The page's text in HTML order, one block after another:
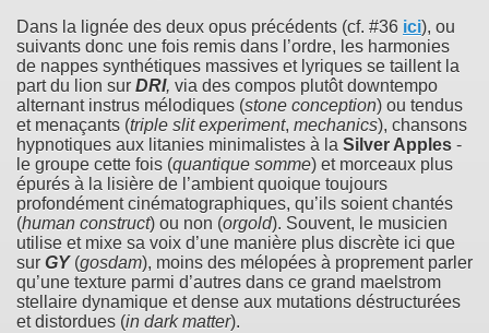
Dans la lignée des deux opus précédents (cf. #36 ici), ou
suivants donc une fois remis dans l’ordre, les harmonies
de nappes synthétiques massives et lyriques se taillent la
part du lion sur DRI, via des compos plutôt downtempo
alternant instrus mélodiques (stone conception) ou tendus
et menaçants (triple slit experiment, mechanics), chansons
hypnotiques aux litanies minimalistes à la Silver Apples -
le groupe cette fois (quantique somme) et morceaux plus
épurés à la lisière de l’ambient quoique toujours
profondément cinématographiques, qu’ils soient chantés
(human construct) ou non (orgold). Souvent, le musicien
utilise et mixe sa voix d’une manière plus discrète ici que
sur GY (gosdam), moins des mélopées à proprement parler
qu’une texture parmi d’autres dans ce grand maelstrom
stellaire dynamique et dense aux mutations déstructurées
et distordues (in dark matter).